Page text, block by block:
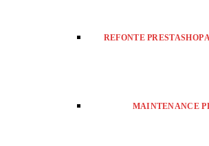
REFONTE PRESTASHOP
MAINTENANCE